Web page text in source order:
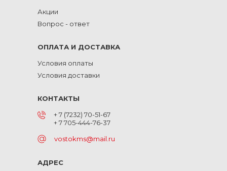
Акции
Вопрос - ответ
ОПЛАТА И ДОСТАВКА
Условия оплаты
Условия доставки
КОНТАКТЫ
+ 7 (7232) 70-51-67
+ 7 705-444-76-37
vostokms@mail.ru
АДРЕС